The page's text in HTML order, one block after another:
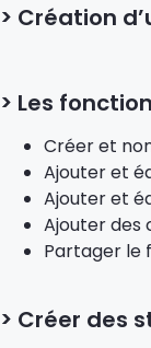
> Création
> Les
Créer et
Ajouter et
Ajouter et
Ajouter des
Partager le
> Créer des